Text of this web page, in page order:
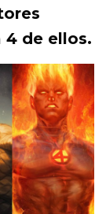
4 de ellos.